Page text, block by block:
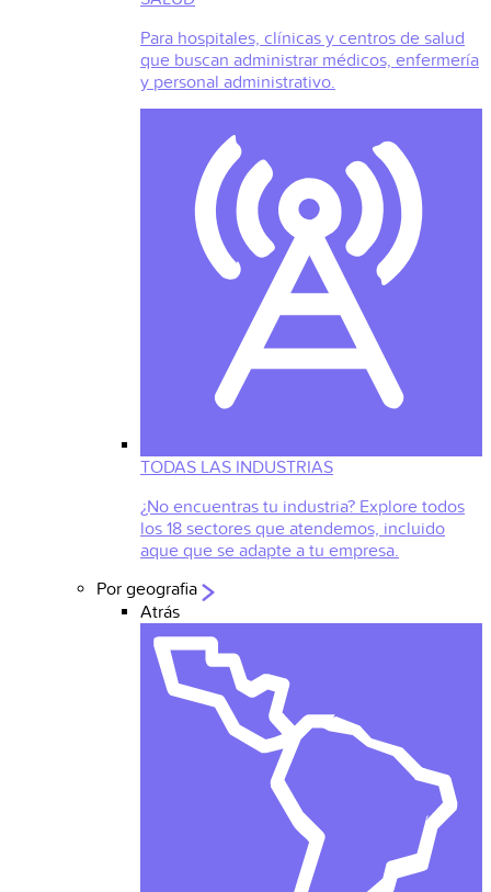
Para hospitales, clínicas y centros de salud
que buscan administrar médicos, enfermería
y personal administrativo.
TODAS LAS INDUSTRIAS
¿No encuentras tu industria? Explore todos
los 18 sectores que atendemos, incluido
aque que se adapte a tu empresa.
Por geografia
Atrás